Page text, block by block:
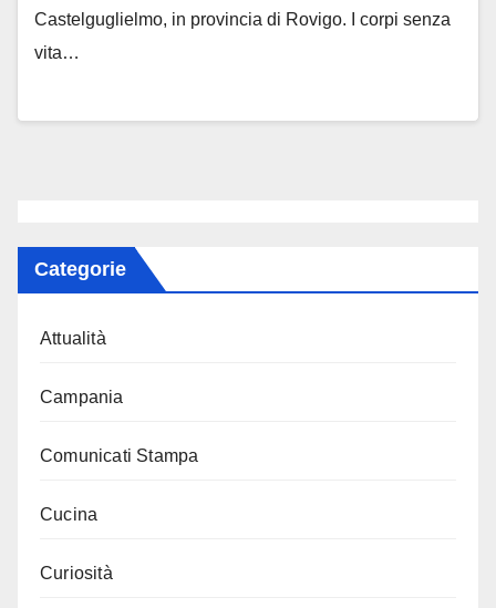
Castelguglielmo, in provincia di Rovigo. I corpi senza
vita…
Categorie
Attualità
Campania
Comunicati Stampa
Cucina
Curiosità